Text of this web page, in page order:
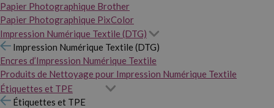
Papier Photographique Brother
Papier Photographique PixColor
Impression Numérique Textile (DTG)
Impression Numérique Textile (DTG)
Encres d’Impression Numérique Textile
Produits de Nettoyage pour Impression Numérique Textile
Étiquettes et TPE
Étiquettes et TPE